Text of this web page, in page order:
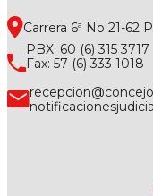
Carrera 6ª No 21-62
PBX: 60 (6) 315 3717
Fax: 57 (6) 333 1018